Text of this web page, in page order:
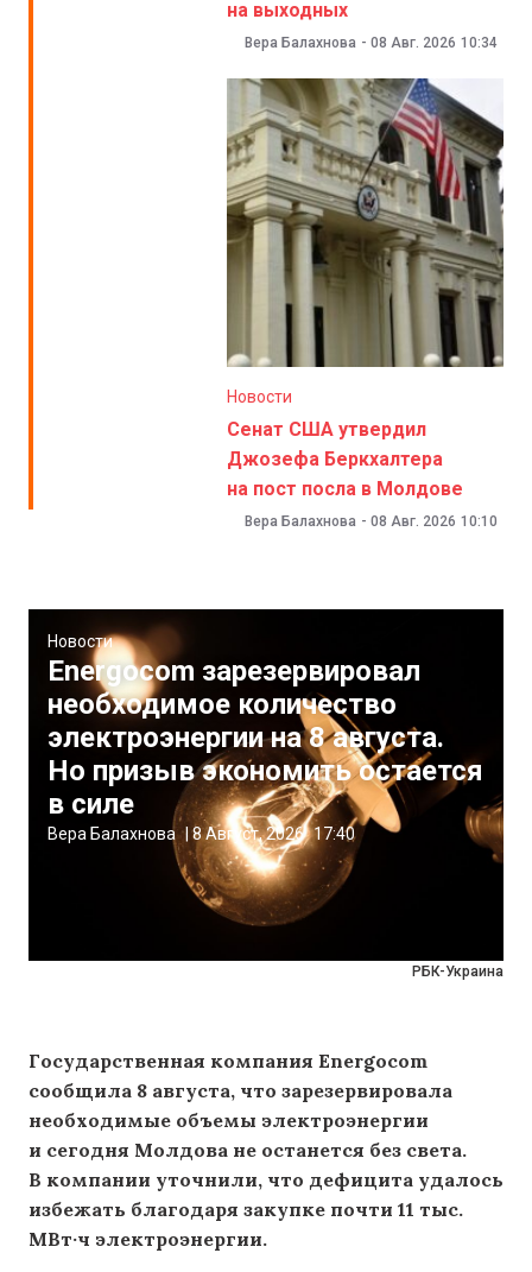
на выходных
Вера Балахнова - 08 Авг. 2026 10:34
Новости
Сенат США утвердил
Джозефа Беркхалтера
на пост посла в Молдове
Вера Балахнова - 08 Авг. 2026 10:10
РБК-Украина
Новости
Energocom зарезервировал
необходимое количество
электроэнергии на 8 августа.
Но призыв экономить остается
в силе
Вера Балахнова 8 Август, 2026 17:40
Государственная компания Energocom
сообщила 8 августа, что зарезервировала
необходимые объемы электроэнергии
и сегодня Молдова не останется без света.
В компании уточнили, что дефицита удалось
избежать благодаря закупке почти 11 тыс.
МВт·ч электроэнергии.